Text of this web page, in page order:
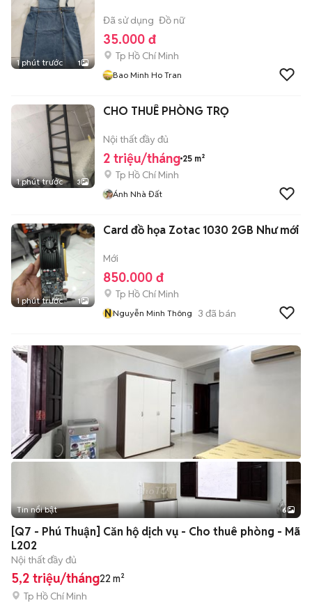
1 phút trước 1
Đã sử dụng Đồ nữ
35.000 đ
Tp Hồ Chí Minh
Bao Minh Ho Tran
1 phút trước 3
CHO THUÊ PHÒNG TRỌ
Nội thất đầy đủ
2 triệu/tháng 25 m²
Tp Hồ Chí Minh
Ánh Nhà Đất
1 phút trước 1
Card đồ họa Zotac 1030 2GB Như mới
Mới
850.000 đ
Tp Hồ Chí Minh
NNguyễn Minh Thông 3 đã bán
+2
Tin nổi bật 6
[Q7 - Phú Thuận] Căn hộ dịch vụ - Cho thuê phòng - Mã
L202
Nội thất đầy đủ
5,2 triệu/tháng22 m²
Tp Hồ Chí Minh